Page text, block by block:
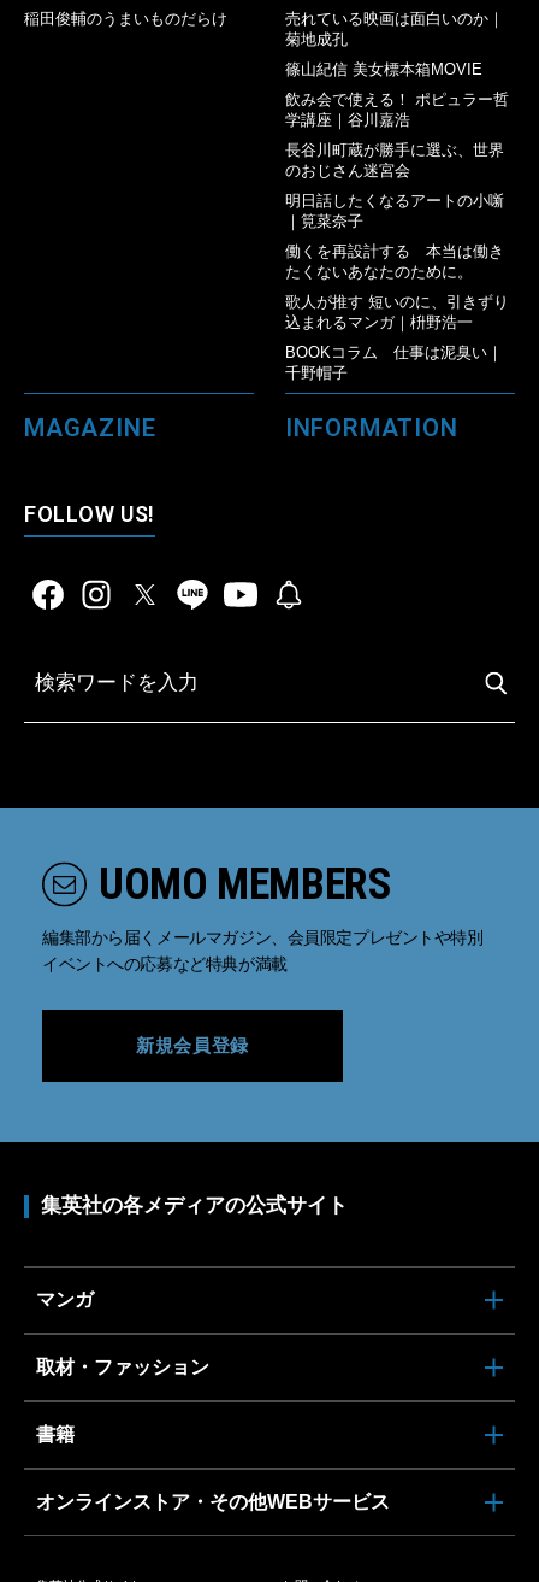
稲田俊輔のうまいものだらけ
売れている映画は面白いのか｜
菊地成孔
篠山紀信 美女標本箱MOVIE
飲み会で使える！ ポピュラー哲
学講座｜谷川嘉浩
長谷川町蔵が勝手に選ぶ、世界
のおじさん迷宮会
明日話したくなるアートの小噺
｜筧菜奈子
働くを再設計する 本当は働き
たくないあなたのために。
歌人が推す 短いのに、引きずり
込まれるマンガ｜枡野浩一
BOOKコラム 仕事は泥臭い｜
千野帽子
MAGAZINE INFORMATION
FOLLOW US!
UOMO MEMBERS
編集部から届くメールマガジン、会員限定プレゼントや特別
イベントへの応募など特典が満載
新規会員登録
集英社の各メディアの公式サイト
マンガ
取材・ファッション
書籍
オンラインストア・その他WEBサービス